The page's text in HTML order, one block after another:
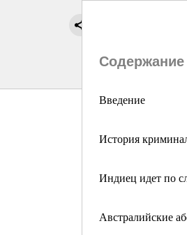
Содержание
Введение
История
Индиец идет по
Австралийские